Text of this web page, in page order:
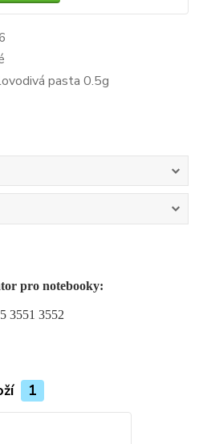
pasta 0.5g
pro notebooky:
3551 3552
1